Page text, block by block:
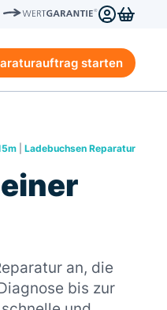
starten
Ladebuchsen Reparatur
an, die
bis zur